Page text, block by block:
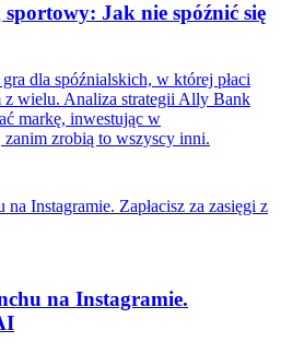
Jak nie spóźnić się
dla spóźnialskich, w której płaci
z wielu. Analiza strategii Ally Bank
markę, inwestując w
zrobią to wszyscy inni.
na Instagramie.